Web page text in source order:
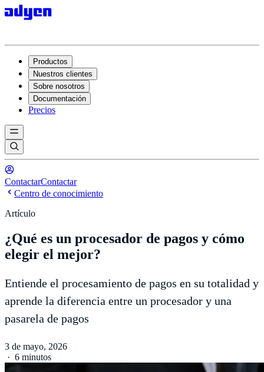
Productos
Nuestros clientes
Sobre nosotros
Documentación
Precios
ContactarContactar
Centro de conocimiento
Artículo
¿Qué es un procesador de pagos y cómo
elegir el mejor?
Entiende el procesamiento de pagos en su totalidad y
aprende la diferencia entre un procesador y una
pasarela de pagos
3 de mayo, 2026
· 6 minutos